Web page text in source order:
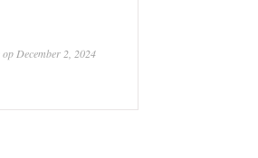
op December 2, 2024